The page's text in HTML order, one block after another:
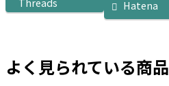
Hatena
よく見られている商品